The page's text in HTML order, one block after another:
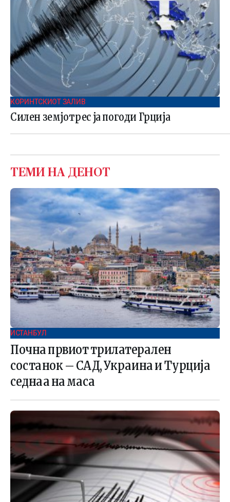
КОРИНТСКИОТ ЗАЛИВ
Силен земјотрес ја погоди Грција
ТЕМИ НА ДЕНОТ
ИСТАНБУЛ
Почна првиот трилатерален
состанок – САД, Украина и Турција
седнаа на маса